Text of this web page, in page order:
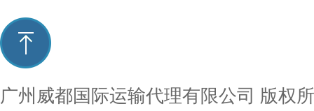
广州威都国际运输代理有限公司 版权